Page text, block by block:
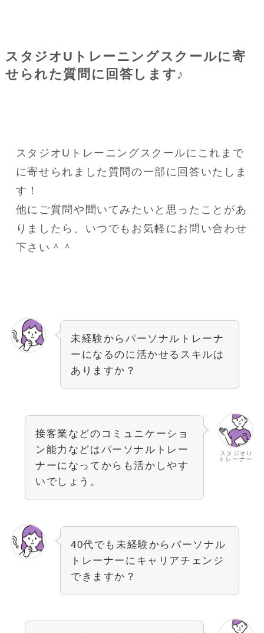
スタジオUトレーニングスクールに寄
せられた質問に回答します♪
スタジオUトレーニングスクールにこれまで
に寄せられました質問の一部に回答いたしま
す！
他にご質問や聞いてみたいと思ったことがあ
りましたら、いつでもお気軽にお問い合わせ
下さい＾＾
未経験からパーソナルトレーナ
ーになるのに活かせるスキルは
ありますか？
スタジオU
トレーナー
接客業などのコミュニケーショ
ン能力などはパーソナルトレー
ナーになってからも活かしやす
いでしょう。
40代でも未経験からパーソナル
トレーナーにキャリアチェンジ
できますか？